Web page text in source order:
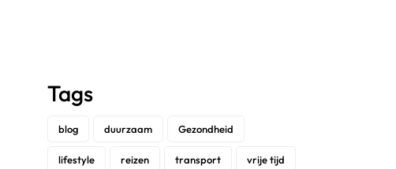
Tags
blog duurzaam Gezondheid
lifestyle reizen transport vrije tijd